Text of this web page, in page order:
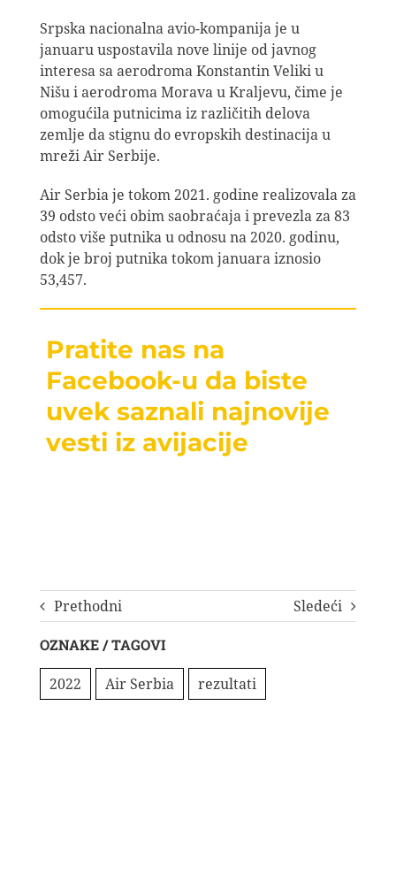
Srpska nacionalna avio-kompanija je u
januaru uspostavila nove linije od javnog
interesa sa aerodroma Konstantin Veliki u
Nišu i aerodroma Morava u Kraljevu, čime je
omogućila putnicima iz različitih delova
zemlje da stignu do evropskih destinacija u
mreži Air Serbije.
Air Serbia je tokom 2021. godine realizovala za
39 odsto veći obim saobraćaja i prevezla za 83
odsto više putnika u odnosu na 2020. godinu,
dok je broj putnika tokom januara iznosio
53,457.
Pratite nas na
Facebook-u da biste
uvek saznali najnovije
vesti iz avijacije
Prethodni Sledeći
OZNAKE / TAGOVI
2022 Air Serbia rezultati